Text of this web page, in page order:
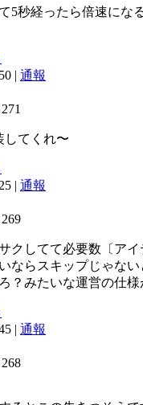
5秒経ったら倍速にな
| 通報
271
してくれ〜
| 通報
269
クしてて必要数〔ア
ならスキップじゃな
？みたいな運営の仕様
| 通報
268